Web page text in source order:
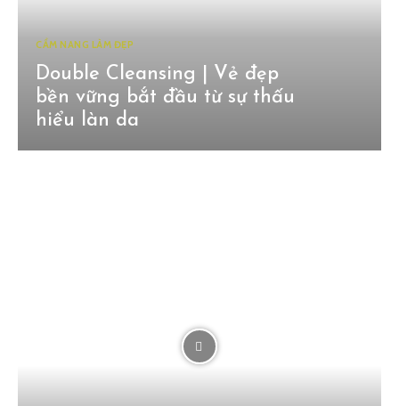
CẨM NANG LÀM ĐẸP
Double Cleansing | Vẻ đẹp
bền vững bắt đầu từ sự thấu
hiểu làn da